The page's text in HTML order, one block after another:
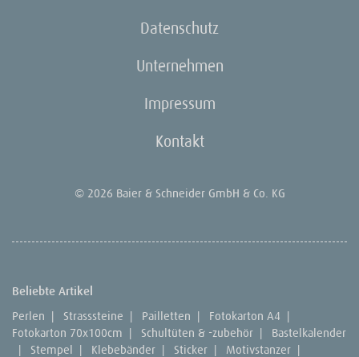
Datenschutz
Unternehmen
Impressum
Kontakt
© 2026 Baier & Schneider GmbH & Co. KG
Beliebte Artikel
Perlen | Strasssteine | Pailletten | Fotokarton A4 |
Fotokarton 70x100cm | Schultüten & -zubehör |
Bastelkalender
|
Stempel | Klebebänder | Sticker | Motivstanzer |